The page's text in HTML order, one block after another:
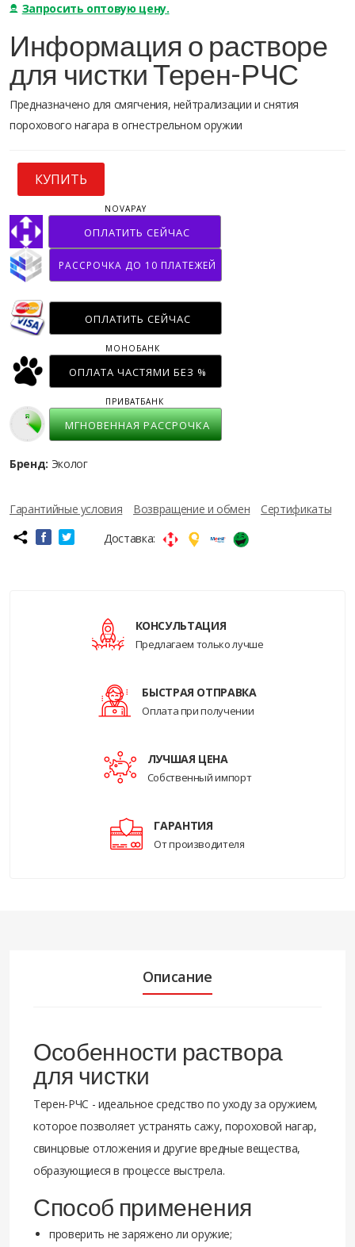
Запросить оптовую цену.
Информация о растворе
для чистки Терен-РЧС
Предназначено для смягчения, нейтрализации и снятия
порохового нагара в огнестрельном оружии
КУПИТЬ
ОПЛАТИТЬ СЕЙЧАС
NOVAPAY
РАССРОЧКА ДО 10 ПЛАТЕЖЕЙ
ОПЛАТИТЬ СЕЙЧАС
ОПЛАТА ЧАСТЯМИ БЕЗ %
МОНОБАНК
МГНОВЕННАЯ РАССРОЧКА
ПРИВАТБАНК
Бренд: Эколог
Гарантийные условия Возвращение и обмен
Сертификаты
Доставка:
КОНСУЛЬТАЦИЯ
Предлагаем только лучше
БЫСТРАЯ ОТПРАВКА
Оплата при получении
ЛУЧШАЯ ЦЕНА
Собственный импорт
ГАРАНТИЯ
От производителя
Описание
Особенности раствора
для чистки
Терен-РЧС - идеальное средство по уходу за оружием,
которое позволяет устранять сажу, пороховой нагар,
свинцовые отложения и другие вредные вещества,
образующиеся в процессе выстрела.
Способ применения
проверить не заряжено ли оружие;